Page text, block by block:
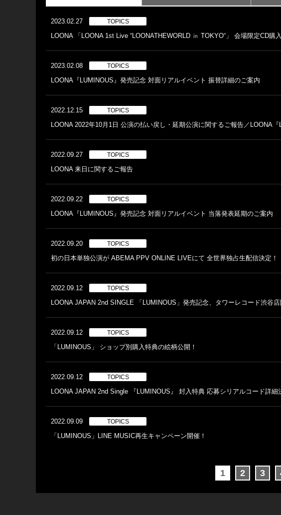
2023.02.27 TOPICS
LOONA 「LOONA 1st Live “LOONATHEWORLD ㏌ TOKYO“」 会場限定CD購
2023.02.08 TOPICS
LOONA『LUMINOUS』発売記念 対面リアルイベント 振替詳細のご案内
2022.12.15 TOPICS
LOONA 2022年10月1日 公演の払い戻し・延期公演に関するご報告／LOONA
2022.09.27 TOPICS
LOONA 来日に関するご報告
2022.09.22 TOPICS
LOONA『LUMINOUS』発売記念 対面リアルイベント 当落発表延期のご案内
2022.09.20 TOPICS
初の日本単独公演が ABEMA PPV ONLINE LIVEにて 全世界独占生配信決定！
2022.09.12 TOPICS
LOONA JAPAN 2nd SINGLE 「LUMINOUS」発売記念、タワーレコード渋谷
2022.09.12 TOPICS
「LUMINOUS」 ショップ別購入特典の絵柄公開！
2022.09.12 TOPICS
LOONA JAPAN 2nd Single 『LUMINOUS』 封入特典 応募シリアルコード詳細
2022.09.09 TOPICS
「LUMINOUS」LINE MUSIC再生キャンペーン開催！
1 2 3